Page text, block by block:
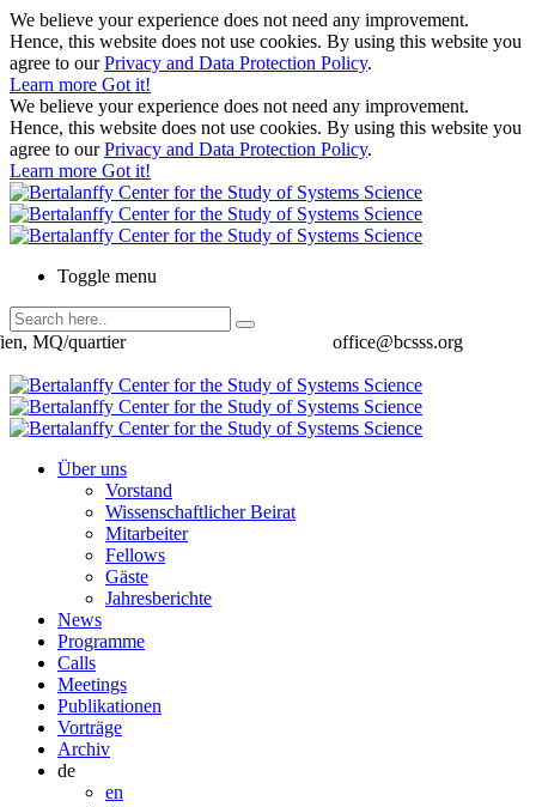
We believe your experience does not need any improvement.
Hence, this website does not use cookies. By using this website you
agree to ourPrivacy and Data Protection Policy.
Learn more Got it!
We believe your experience does not need any improvement.
Hence, this website does not use cookies. By using this website you
agree to ourPrivacy and Data Protection Policy.
Learn more Got it!
Toggle menu
office@bcsss.org
MQ/quartier
Über uns
Vorstand
Wissenschaftlicher Beirat
Mitarbeiter
Fellows
Gäste
Jahresberichte
News
Programme
Calls
Meetings
Publikationen
Vorträge
Archiv
de
en